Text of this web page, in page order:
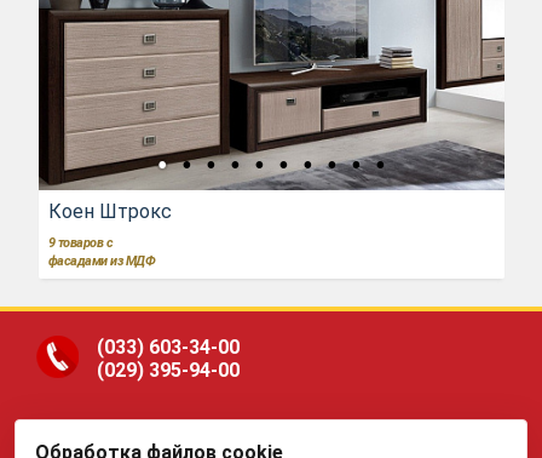
Коен Штрокс
9 товаров с
фасадами из МДФ
(033) 603-34-00
(029) 395-94-00
Обработка файлов cookie